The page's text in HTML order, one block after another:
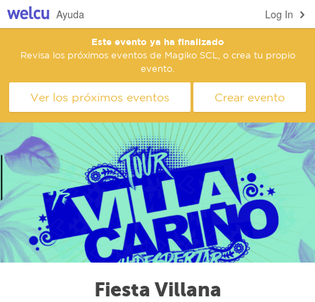
Log In
Ayuda
Este evento ya ha finalizado
Revisa los próximos eventos de Magiko SCL, o crea tu propio
evento.
Ver los próximos eventos Crear evento
Fiesta Villana